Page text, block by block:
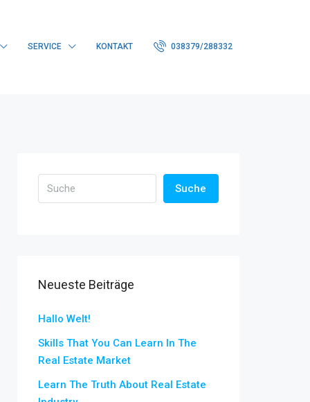
SERVICE KONTAKT 038379/288332
Suche
Neueste Beiträge
Hallo Welt!
Skills That You Can Learn In The
Real Estate Market
Learn The Truth About Real Estate